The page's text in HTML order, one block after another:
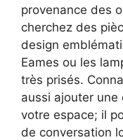
provenance des
cherchez des
design
Eames ou les
très prisés.
aussi ajouter une
votre espace; il
de conversation